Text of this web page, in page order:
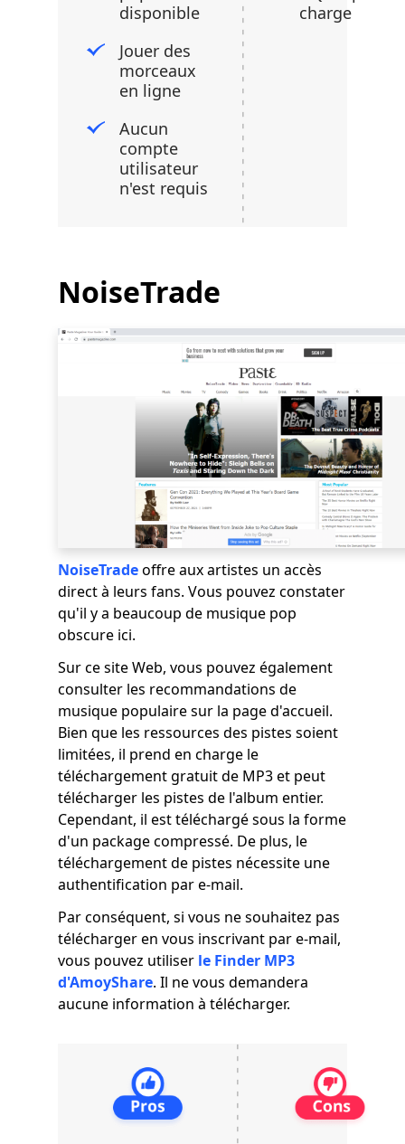
disponible
Jouer des
morceaux
en ligne
Aucun
compte
utilisateur
n'est requis
charge
NoiseTrade
NoiseTradeoffre aux artistes un accès
direct à leurs fans. Vous pouvez constater
qu'il y a beaucoup de musique pop
obscure ici.
Sur ce site Web, vous pouvez également
consulter les recommandations de
musique populaire sur la page d'accueil.
Bien que les ressources des pistes soient
limitées, il prend en charge le
téléchargement gratuit de MP3 et peut
télécharger les pistes de l'album entier.
Cependant, il est téléchargé sous la forme
d'un package compressé. De plus, le
téléchargement de pistes nécessite une
authentification par e-mail.
Par conséquent, si vous ne souhaitez pas
télécharger en vous inscrivant par e-mail,
vous pouvez utiliser le Finder MP3
d'AmoyShare. Il ne vous demandera
aucune information à télécharger.